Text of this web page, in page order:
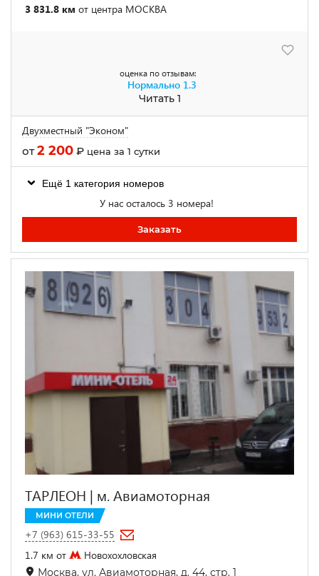
3 831.8 км от центра МОСКВА
оценка по отзывам:
Нормально 1.3
Читать 1
Двухместный "Эконом"
от2 200 ₽ цена за 1 сутки
Ещё 1 категория номеров
У нас осталось 3 номера!
Заказать
ТАРЛЕОН | м. Авиамоторная
МИНИ ОТЕЛИ
+7 (963) 615-33-55
1.7 км от
Новохохловская
Москва, ул. Авиамоторная, д. 44, стр. 1